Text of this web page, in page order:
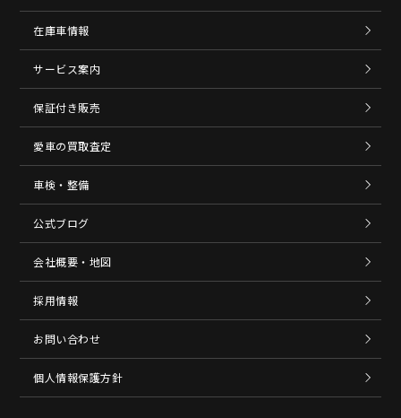
在庫車情報
サービス案内
保証付き販売
愛車の買取査定
車検・整備
公式ブログ
会社概要・地図
採用情報
お問い合わせ
個人情報保護方針